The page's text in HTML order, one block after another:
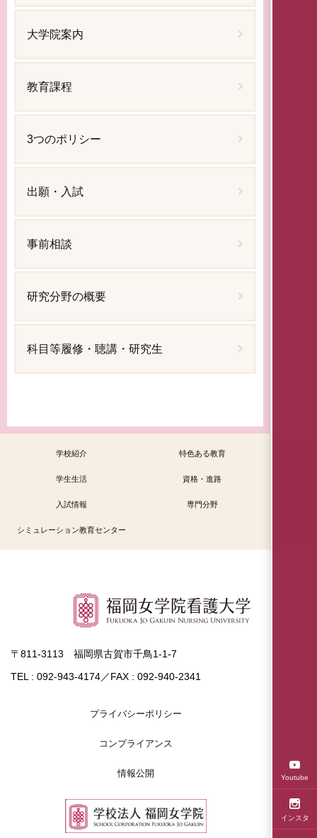
Youtube
インスタ
大学院案内
教育課程
3つのポリシー
出願・入試
事前相談
研究分野の概要
科目等履修・聴講・研究生
学校紹介 特色ある教育
学生生活 資格・進路
入試情報 専門分野
シミュレーション教育センター
〒811-3113 福岡県古賀市千鳥1-1-7
TEL : 092-943-4174／FAX : 092-940-2341
プライバシーポリシー
コンプライアンス
情報公開